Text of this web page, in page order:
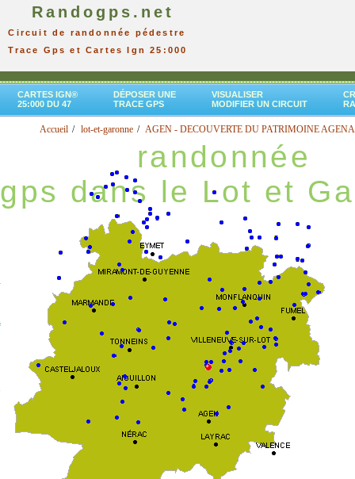
Randogps.net
Circuit de randonnée pédestre
Trace Gps et Cartes Ign 25:000
CARTES IGN®
25:000 DU 47
DÉPOSER UNE
TRACE GPS
VISUALISER
MODIFIER UN CIRCUIT
Accueil lot-et-garonne AGEN - DECOUVERTE DU PATRIMOINE
randonnée
gps dans le Lot et